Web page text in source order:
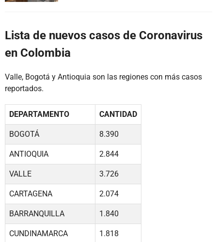
Lista de nuevos casos de Coronavirus
en Colombia
Valle, Bogotá y Antioquia son las regiones con más casos
reportados.
DEPARTAMENTO CANTIDAD
BOGOTÁ 8.390
ANTIOQUIA 2.844
VALLE 3.726
CARTAGENA 2.074
BARRANQUILLA 1.840
CUNDINAMARCA 1.818